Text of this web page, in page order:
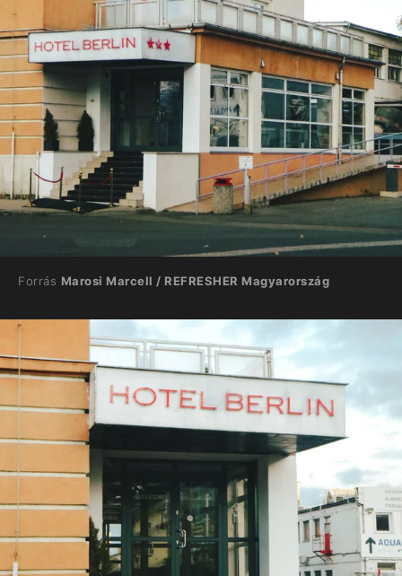
Forrás Marosi Marcell / REFRESHER Magyarország